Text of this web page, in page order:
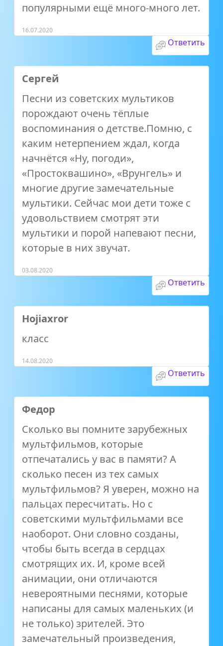
популярными ещё много-много лет.
16.07.2020
Ответить
Сергей
Песни из советских мультиков
порождают очень тёплые
воспоминания о детстве.Помню, с
каким нетерпением ждал, когда
начнётся «Ну, погоди»,
«Простоквашино», «Врунгель» и
многие другие замечательные
мультики. Сейчас мои дети тоже с
удовольствием смотрят эти
мультики и порой напевают песни,
которые в них звучат.
03.08.2020
Ответить
Hojiaxror
класс
14.08.2020
Ответить
Федор
Сколько вы помните зарубежных
мультфильмов, которые
отпечатались у вас в памяти? А
сколько песен из тех самых
мультфильмов? Я уверен, можно на
пальцах пересчитать. Но с
советскими мультфильмами все
наоборот. Они словно созданы,
чтобы быть всегда в сердцах
смотрящих их. И, кроме всей
анимации, они отличаются
невероятными песнями, которые
написаны для самых маленьких (и
не только) зрителей. Это
замечательный произведения,